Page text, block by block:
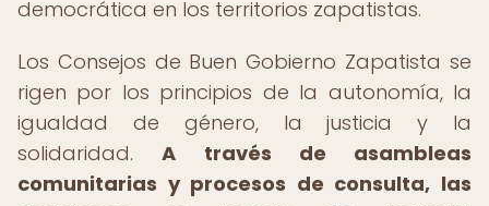
democrática en los territorios zapatistas.
Los Consejos de Buen Gobierno Zapatista se
rigen por los principios de la autonomía, la
igualdad de género, la justicia y la
solidaridad.A través de asambleas
comunitarias y procesos de consulta, las